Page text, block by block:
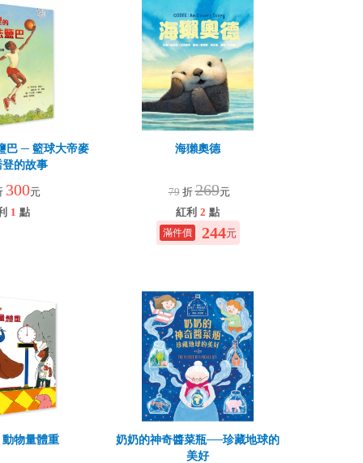
巴 ─ 籃球大帝麥
的故事
300元
1 點
海獺奧德
79 折269元
紅利 2 點
244元
物量體重
奶奶的神奇醬菜瓶──珍藏地球的
美好